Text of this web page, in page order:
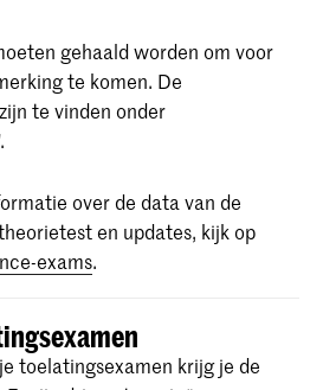
gehaald worden om voor
te komen. De
te vinden onder
over de data van de
en updates, kijk op
exams.
toelatingsexamen krijg je de